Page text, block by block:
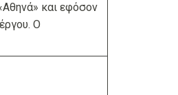
και εφόσον
Ο